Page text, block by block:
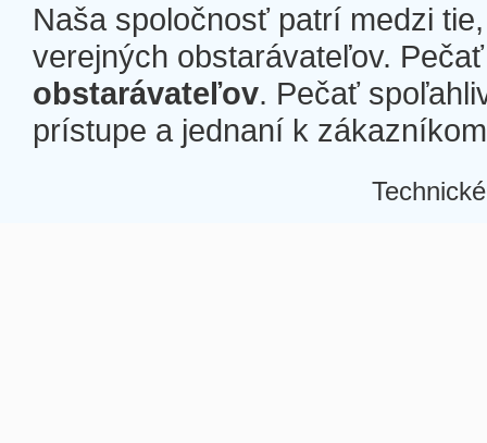
Naša spoločnosť patrí medzi
verejných obstarávateľov.
obstarávateľov. Pečať
prístupe a jednaní k